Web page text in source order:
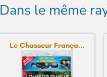
Dans le même
Le Chasseur França...